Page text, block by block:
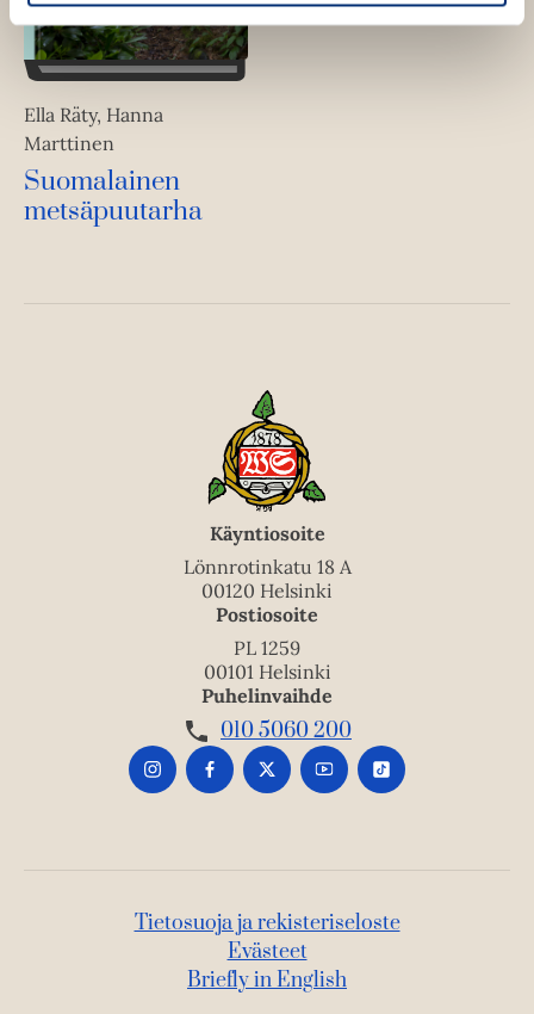
Ella Räty, Hanna
Marttinen
Suomalainen
metsäpuutarha
Käyntiosoite
Lönnrotinkatu 18 A
00120 Helsinki
Postiosoite
PL 1259
00101 Helsinki
Puhelinvaihde
010 5060 200
Tietosuoja ja rekisteriseloste
Evästeet
Briefly in English